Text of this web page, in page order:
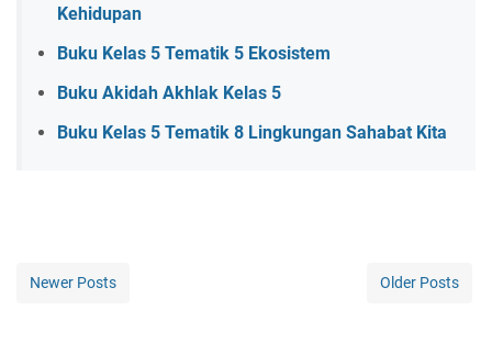
Kehidupan
Buku Kelas 5 Tematik 5 Ekosistem
Buku Akidah Akhlak Kelas 5
Buku Kelas 5 Tematik 8 Lingkungan Sahabat Kita
Newer Posts Older Posts